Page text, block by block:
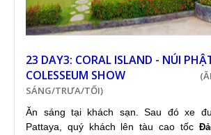
23 DAY3: CORAL ISLAND - NÚI
COLESSEUM SHOW
SÁNG/TRƯA/TỐI)
Ăn sáng tại khách sạn. Sau đó xe
Pattaya, quý khách lên tàu cao tốc